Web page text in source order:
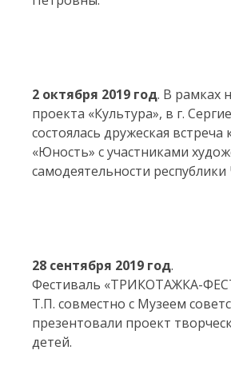
2 октября 2019 год. В рамках
проекта «Культура», в г.
состоялась дружеская
«Юность» с участниками
самодеятельности
28 сентября 2019 год.
Фестиваль «ТРИКОТАЖКА-
Т.П. совместно с Музеем
презентовали проект
детей.